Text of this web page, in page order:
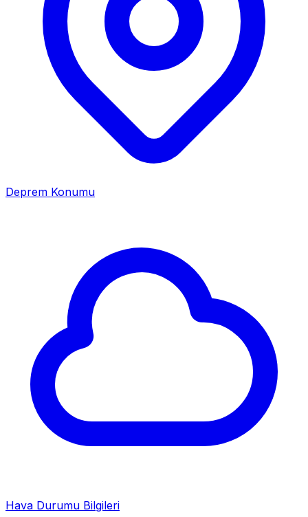
Deprem Konumu
Hava Durumu Bilgileri